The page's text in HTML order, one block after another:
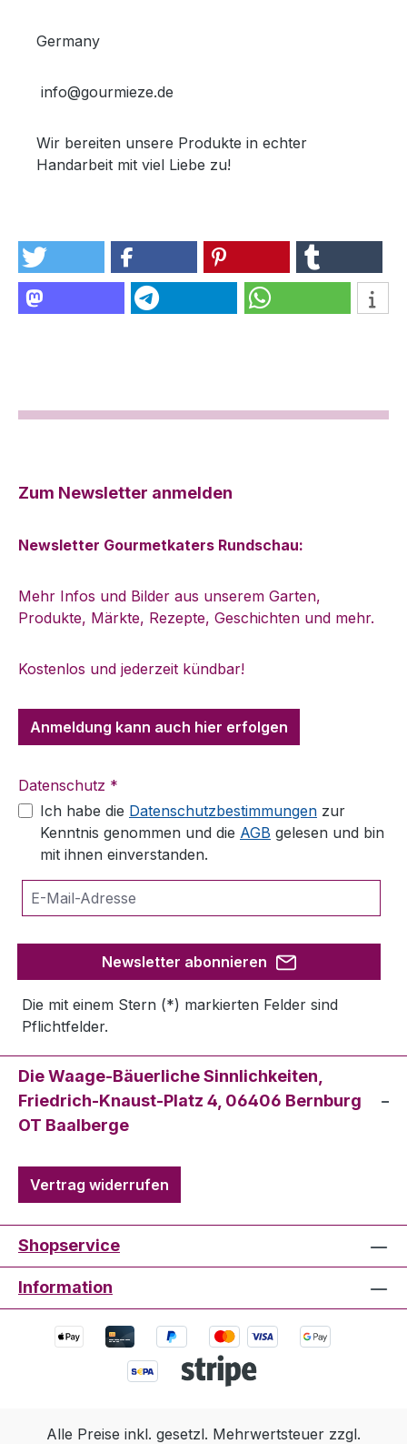
Germany
info@gourmieze.de
Wir bereiten unsere Produkte in echter
Handarbeit mit viel Liebe zu!
Zum Newsletter anmelden
Newsletter Gourmetkaters Rundschau:
Mehr Infos und Bilder aus unserem Garten,
Produkte, Märkte, Rezepte, Geschichten und mehr.
Kostenlos und jederzeit kündbar!
Anmeldung kann auch hier erfolgen
Datenschutz *
Ich habe die Datenschutzbestimmungen zur
Kenntnis genommen und die AGB gelesen und bin
mit ihnen einverstanden.
Newsletter abonnieren
Die mit einem Stern (*) markierten Felder sind
Pflichtfelder.
Die Waage-Bäuerliche Sinnlichkeiten,
Friedrich-Knaust-Platz 4, 06406 Bernburg
OT Baalberge
Vertrag widerrufen
Shopservice
Information
Alle Preise inkl. gesetzl. Mehrwertsteuer zzgl.